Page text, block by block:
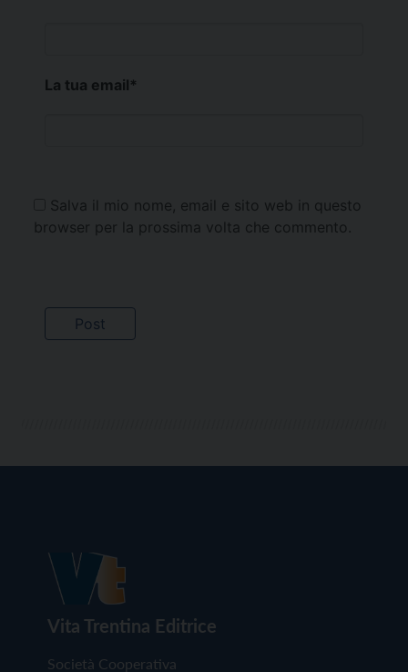
La tua email*
Salva il mio nome, email e sito web in questo
browser per la prossima volta che commento.
Vita Trentina Editrice
Società Cooperativa